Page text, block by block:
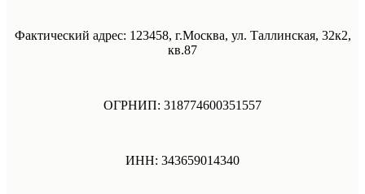
Фактический адрес: 123458, г.Москва, ул. Таллинская, 32к2,
кв.87
ОГРНИП: 318774600351557
ИНН: 343659014340